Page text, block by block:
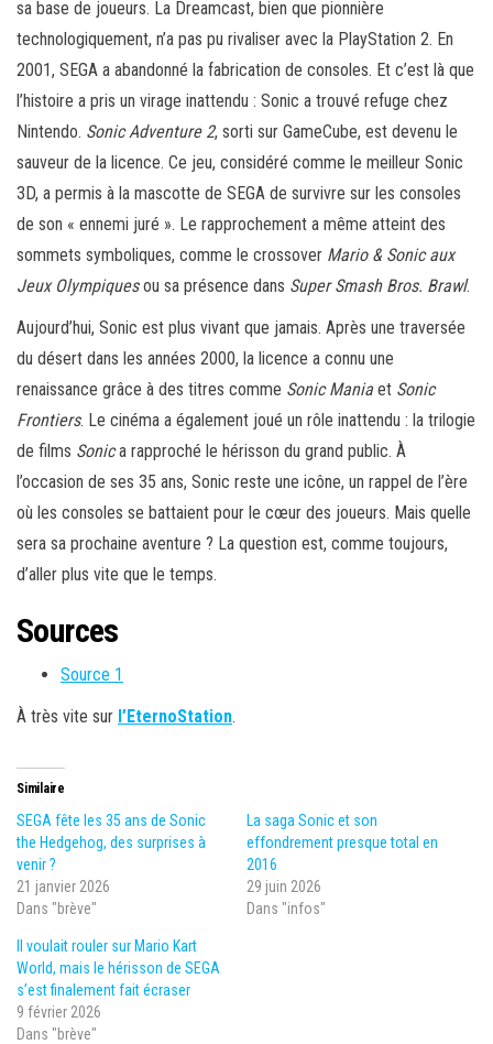
sa base de joueurs. La Dreamcast, bien que pionnière
technologiquement, n’a pas pu rivaliser avec la PlayStation 2. En
2001, SEGA a abandonné la fabrication de consoles. Et c’est là que
l’histoire a pris un virage inattendu : Sonic a trouvé refuge chez
Nintendo. Sonic Adventure 2, sorti sur GameCube, est devenu le
sauveur de la licence. Ce jeu, considéré comme le meilleur Sonic
3D, a permis à la mascotte de SEGA de survivre sur les consoles
de son « ennemi juré ». Le rapprochement a même atteint des
sommets symboliques, comme le crossover Mario & Sonic aux
Jeux Olympiquesou sa présence dans Super Smash Bros. Brawl.
Aujourd’hui, Sonic est plus vivant que jamais. Après une traversée
du désert dans les années 2000, la licence a connu une
renaissance grâce à des titres comme Sonic Maniaet Sonic
Frontiers. Le cinéma a également joué un rôle inattendu : la trilogie
de films Sonica rapproché le hérisson du grand public. À
l’occasion de ses 35 ans, Sonic reste une icône, un rappel de l’ère
où les consoles se battaient pour le cœur des joueurs. Mais quelle
sera sa prochaine aventure ? La question est, comme toujours,
d’aller plus vite que le temps.
Sources
Source 1
À très vite sur l’EternoStation.
Similaire
SEGA fête les 35 ans de Sonic
the Hedgehog, des surprises à
venir ?
21 janvier 2026
Dans "brève"
La saga Sonic et son
effondrement presque total en
2016
29 juin 2026
Dans "infos"
Il voulait rouler sur Mario Kart
World, mais le hérisson de SEGA
s’est finalement fait écraser
9 février 2026
Dans "brève"